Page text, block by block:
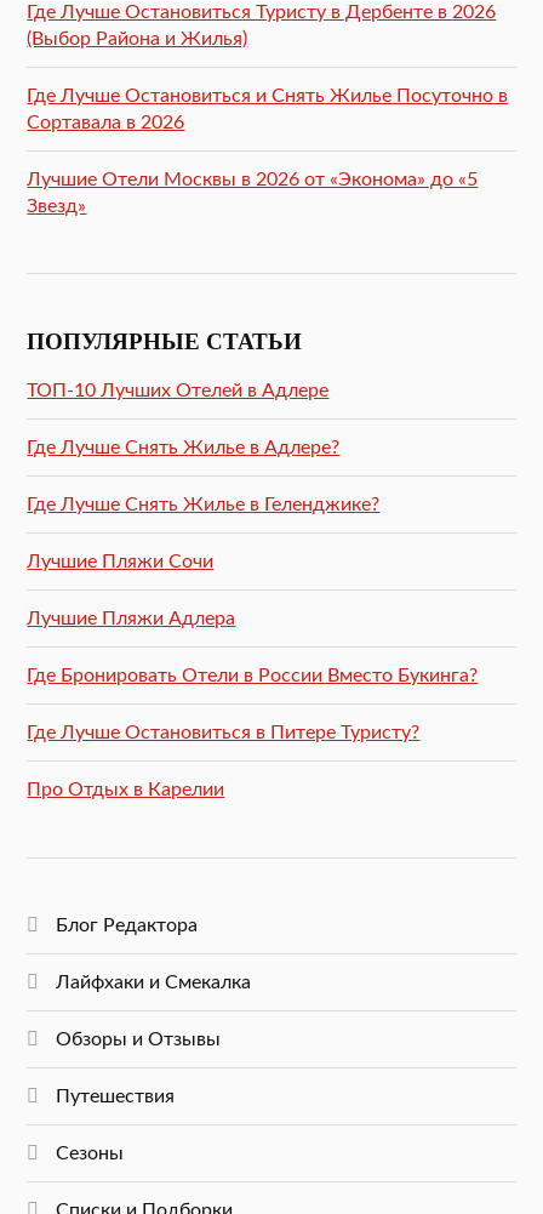
Где Лучше Остановиться Туристу в Дербенте в 2026
(Выбор Района и Жилья)
Где Лучше Остановиться и Снять Жилье Посуточно в
Сортавала в 2026
Лучшие Отели Москвы в 2026 от «Эконома» до «5
Звезд»
ПОПУЛЯРНЫЕ СТАТЬИ
ТОП-10 Лучших Отелей в Адлере
Где Лучше Снять Жилье в Адлере?
Где Лучше Снять Жилье в Геленджике?
Лучшие Пляжи Сочи
Лучшие Пляжи Адлера
Где Бронировать Отели в России Вместо Букинга?
Где Лучше Остановиться в Питере Туристу?
Про Отдых в Карелии
Блог Редактора
Лайфхаки и Смекалка
Обзоры и Отзывы
Путешествия
Сезоны